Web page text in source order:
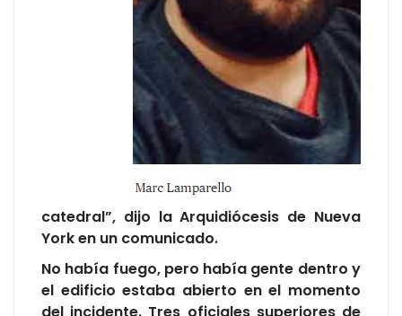
catedral”, dijo la Arquidiócesis de Nueva
York en un comunicado.
No había fuego, pero había gente dentro y
el edificio estaba abierto en el momento
del incidente. Tres oficiales superiores de